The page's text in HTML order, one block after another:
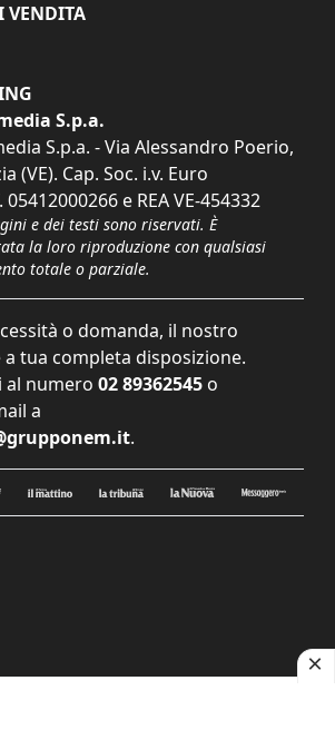
VENDITA
S.p.a.
S.p.a. - Via Alessandro Poerio,
(VE). Cap. Soc. i.v. Euro
05412000266 e REA VE-454332
e dei testi sono riservati. È
la loro riproduzione con qualsiasi
totale o parziale.
o domanda, il nostro
tua completa disposizione.
al numero 02 89362545 o
a
.